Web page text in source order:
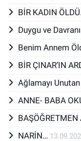
BİR KADIN
Duygu ve
Benim Annem
BİR ÇINAR’IN
Ağlamayı
ANNE- BABA
BAŞÖĞRETMEN
NARİN…